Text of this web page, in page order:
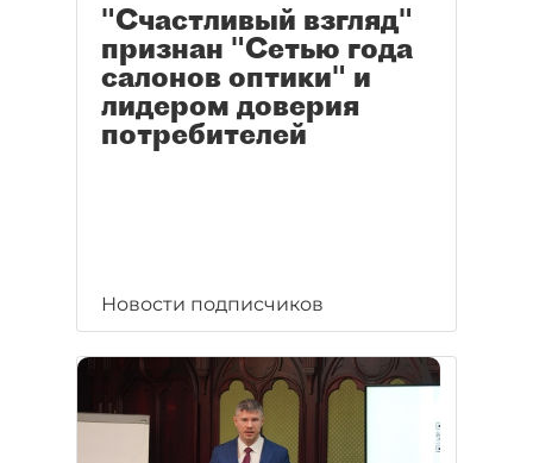
"Счастливый взгляд"
признан "Сетью года
салонов оптики" и
лидером доверия
потребителей
Новости подписчиков